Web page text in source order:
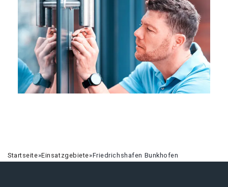
Startseite»Einsatzgebiete»Friedrichshafen Bunkhofen